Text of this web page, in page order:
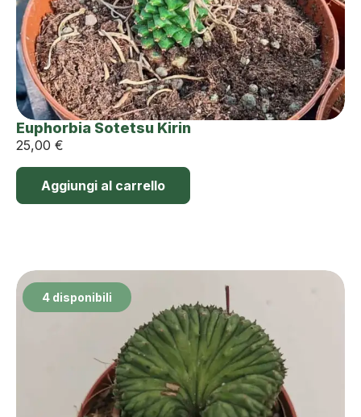
Euphorbia Sotetsu Kirin
25,00 €
Aggiungi al carrello
4 disponibili